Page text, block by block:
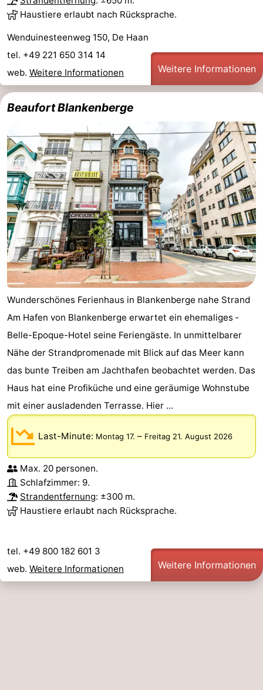
trinken
Praktisch
Forum
Route
-
Küstetram
Medizin
Adressen
Region
Zeeuws-
Vlaanderen
-
Nieuwvliet
-
Sluis
-
Natur
Zwin
Westflandern
Brügge
-
Gent
-
Ypern
Die
Küste
-
Natur
Het
Zwin
-
Knokke-
Heist
-
Zeebrugge
-
Wenduine
-
Haustiere erlaubt nach Rücksprache.
Wenduinesteenweg 150, De Haan
tel. +49 221 650 314 14
web. Weitere Informationen Weitere Informationen
Beaufort Blankenberge
Wunderschönes Ferienhaus in Blankenberge nahe Strand
Am Hafen von ­Blankenberge erwartet ein ehemaliges ­
Belle-Epoque-Hotel seine Feriengäste. In unmittelbarer
Nähe der Strandpromenade mit Blick auf das Meer kann
das bunte Treiben am Jachthafen beobachtet werden. Das
Haus hat eine Profiküche und eine geräumige Wohnstube
mit einer ausladenden Terrasse. Hier ...
Last-Minute: Montag 17. – Freitag 21. August 2026
Max. 20 personen.
Schlafzimmer: 9.
Strandentfernung: ±300 m.
Haustiere erlaubt nach Rücksprache.
tel. +49 800 182 601 3
web. Weitere Informationen Weitere Informationen